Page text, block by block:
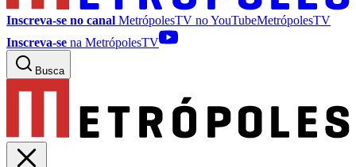
Inscreva-se no canal MetrópolesTV noYouTubeMetrópolesTV
Inscreva-se na MetrópolesTV
Busca